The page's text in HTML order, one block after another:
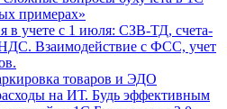
примерах»
в учете с 1 июля: СЗВ-ТД, счета-
Взаимодействие с ФСС, учет
товаров и ЭДО
на ИТ. Будь эффективным